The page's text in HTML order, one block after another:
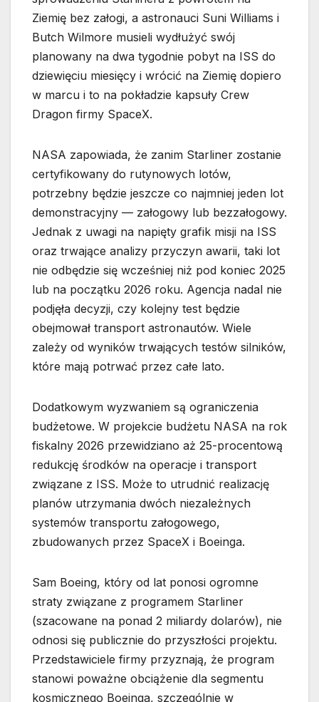
Ziemię bez załogi, a astronauci Suni Williams i
Butch Wilmore musieli wydłużyć swój
planowany na dwa tygodnie pobyt na ISS do
dziewięciu miesięcy i wrócić na Ziemię dopiero
w marcu i to na pokładzie kapsuły Crew
Dragon firmy SpaceX.
NASA zapowiada, że zanim Starliner zostanie
certyfikowany do rutynowych lotów,
potrzebny będzie jeszcze co najmniej jeden lot
demonstracyjny — załogowy lub bezzałogowy.
Jednak z uwagi na napięty grafik misji na ISS
oraz trwające analizy przyczyn awarii, taki lot
nie odbędzie się wcześniej niż pod koniec 2025
lub na początku 2026 roku. Agencja nadal nie
podjęła decyzji, czy kolejny test będzie
obejmował transport astronautów. Wiele
zależy od wyników trwających testów silników,
które mają potrwać przez całe lato.
Dodatkowym wyzwaniem są ograniczenia
budżetowe. W projekcie budżetu NASA na rok
fiskalny 2026 przewidziano aż 25-procentową
redukcję środków na operacje i transport
związane z ISS. Może to utrudnić realizację
planów utrzymania dwóch niezależnych
systemów transportu załogowego,
zbudowanych przez SpaceX i Boeinga.
Sam Boeing, który od lat ponosi ogromne
straty związane z programem Starliner
(szacowane na ponad 2 miliardy dolarów), nie
odnosi się publicznie do przyszłości projektu.
Przedstawiciele firmy przyznają, że program
stanowi poważne obciążenie dla segmentu
kosmicznego Boeinga, szczególnie w